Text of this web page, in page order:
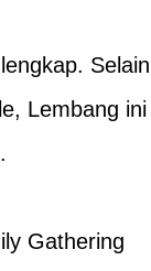
Selain
Lembang ini
.
Gathering